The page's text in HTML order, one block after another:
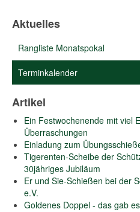
Aktuelles
Rangliste Monatspokal
Terminkalender
Artikel
Ein Festwochenende mit viel
Überraschungen
Einladung zum
Tigerenten-Scheibe der
30jähriges Jubiläum
Er und Sie-Schießen bei der
e.V.
Goldenes Doppel - das gab